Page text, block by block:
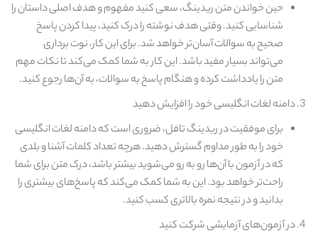
حین خواندن متن ریدینگ، سعی کنید مفهوم و هدف اصلی داستان را
شناسایی کنید. وقتی هدف نوشته را درک کنید، پیدا کردن پاسخ
صحیح به سوالات آسان‌تر خواهد شد. برای این کار، نوت‌ برداری
می‌تواند بسیار مفید باشد. این کار به شما کمک می‌کند تا نکات مهم
متن را یادداشت کرده و هنگام پاسخ به سوالات، به آن‌ها رجوع کنید.
دامنه لغات انگلیسی خود را افزایش دهید
برای موفقیت در ریدینگ تافل، ضروری است که دامنه لغات انگلیسی
خود را به‌ طور مداوم گسترش دهید. هرچه تعداد کلمات آشنا و بلدی
که در آزمون با آن‌ها رو به رو می‌شوید بیشتر باشد، درک متن برای شما
راحت‌تر خواهد بود. این به شما کمک می‌کند که پاسخ‌های بیشتری را
بدانید و در نتیجه نمره بالاتری کسب کنید.
در آزمون‌های آزمایشی شرکت کنید